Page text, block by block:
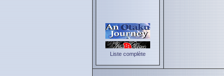
Liste complète